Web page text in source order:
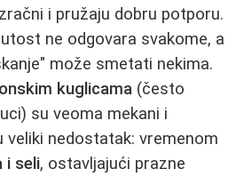
i pružaju dobru potporu.
ne odgovara svakome, a
može smetati nekima.
kuglicama (često
su veoma mekani i
veliki nedostatak: vremenom
i seli, ostavljajući prazne